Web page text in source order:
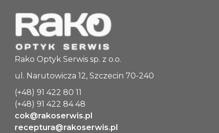
Rako Optyk Serwis sp. z o.o.
ul. Narutowicza 12, Szczecin 70-240
(+48) 91 422 80 11
(+48) 91 422 84 48
cok@rakoserwis.pl
receptura@rakoserwis.pl